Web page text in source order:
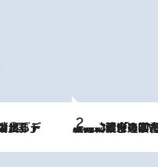
2026.8.3
慶應幼稚舎の図書室からテレビの世界に飛び込んだ阿川佐和子（72）